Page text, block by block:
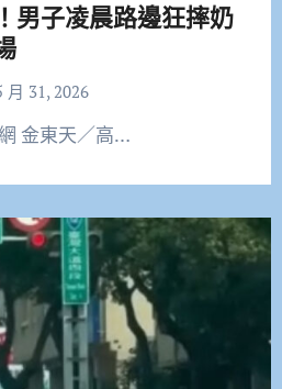
男子凌晨路邊狂摔奶
月 31, 2026
網 金東天／高…